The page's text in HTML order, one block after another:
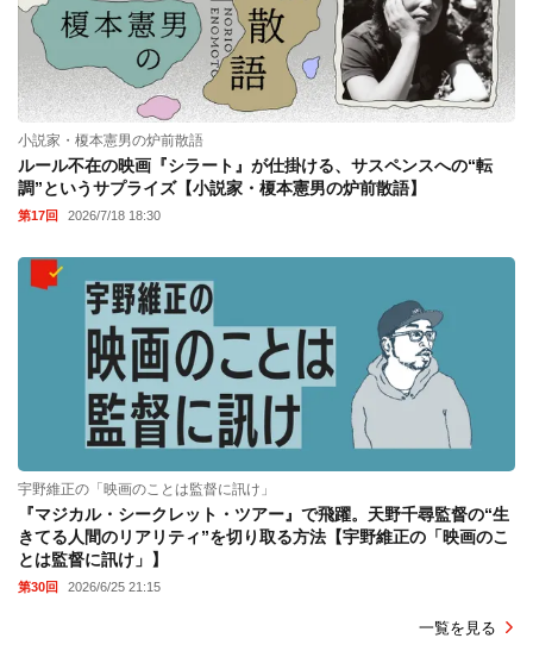
小説家・榎本憲男の炉前散語
ルール不在の映画『シラート』が仕掛ける、サスペンスへの“転
調”というサプライズ【小説家・榎本憲男の炉前散語】
第17回 2026/7/18 18:30
宇野維正の「映画のことは監督に訊け」
『マジカル・シークレット・ツアー』で飛躍。天野千尋監督の“生
きてる人間のリアリティ”を切り取る方法【宇野維正の「映画のこ
とは監督に訊け」】
第30回 2026/6/25 21:15
一覧を見る